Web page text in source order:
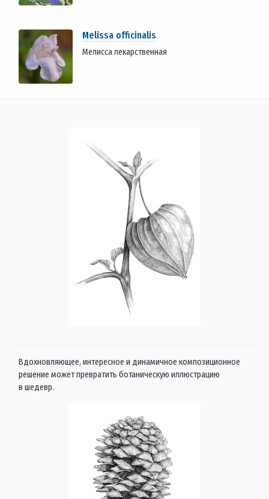
Melissa officinalis
Мелисса лекарственная
Вдохновляющее, интересное и динамичное композиционное
решение может превратить ботаническую иллюстрацию
в шедевр.